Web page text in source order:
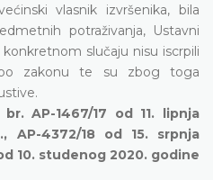
vlasnik izvršenika, bila
potraživanja, Ustavni
slučaju nisu iscrpili
zakonu te su zbog toga
AP-1467/17 od 11. lipnja
AP-4372/18 od 15. srpnja
10. studenog 2020. godine